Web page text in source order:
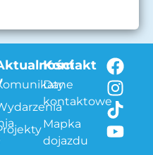
Kontakt
Dane
kontaktowe
Mapka
dojazdu